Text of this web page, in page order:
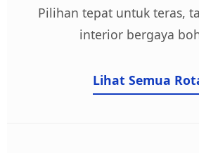
Pilihan tepat untuk teras,
interior bergaya
Lihat Semua